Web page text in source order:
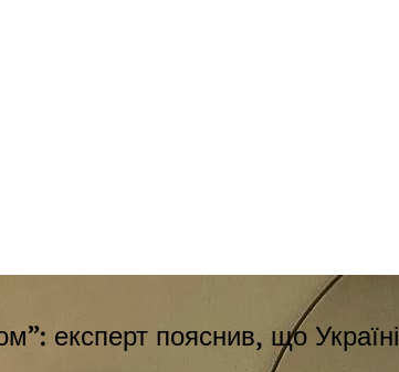
експерт пояснив, що